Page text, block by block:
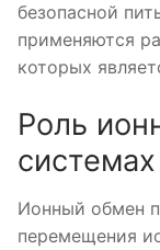
безопасной
применяются
которых
Роль
Ионный обмен
перемещения